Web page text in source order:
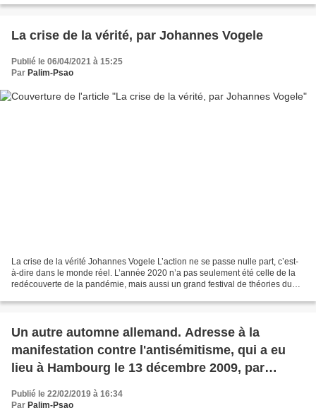
La crise de la vérité, par Johannes Vogele
Publié le 06/04/2021 à 15:25
Par Palim-Psao
La crise de la vérité Johannes Vogele L’action ne se passe nulle part, c’est-
à-dire dans le monde réel. L’année 2020 n’a pas seulement été celle de la
redécouverte de la pandémie, mais aussi un grand festival de théories du
Un autre automne allemand. Adresse à la
manifestation contre l'antisémitisme, qui a eu
lieu à Hambourg le 13 décembre 2009, par
Moishe Postone
Publié le 22/02/2019 à 16:34
Par Palim-Psao